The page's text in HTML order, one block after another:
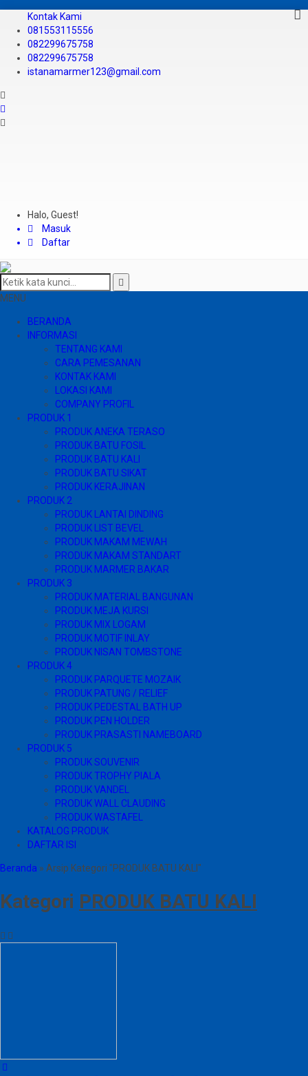
Kontak Kami
081553115556
082299675758
082299675758
istanamarmer123@gmail.com
Halo, Guest!
Masuk
Daftar
MENU
BERANDA
INFORMASI
TENTANG KAMI
CARA PEMESANAN
KONTAK KAMI
LOKASI KAMI
COMPANY PROFIL
PRODUK 1
PRODUK ANEKA TERASO
PRODUK BATU FOSIL
PRODUK BATU KALI
PRODUK BATU SIKAT
PRODUK KERAJINAN
PRODUK 2
PRODUK LANTAI DINDING
PRODUK LIST BEVEL
PRODUK MAKAM MEWAH
PRODUK MAKAM STANDART
PRODUK MARMER BAKAR
PRODUK 3
PRODUK MATERIAL BANGUNAN
PRODUK MEJA KURSI
PRODUK MIX LOGAM
PRODUK MOTIF INLAY
PRODUK NISAN TOMBSTONE
PRODUK 4
PRODUK PARQUETE MOZAIK
PRODUK PATUNG / RELIEF
PRODUK PEDESTAL BATH UP
PRODUK PEN HOLDER
PRODUK PRASASTI NAMEBOARD
PRODUK 5
PRODUK SOUVENIR
PRODUK TROPHY PIALA
PRODUK VANDEL
PRODUK WALL CLAUDING
PRODUK WASTAFEL
KATALOG PRODUK
DAFTAR ISI
Beranda » Arsip Kategori "PRODUK BATU KALI"
Kategori PRODUK BATU KALI